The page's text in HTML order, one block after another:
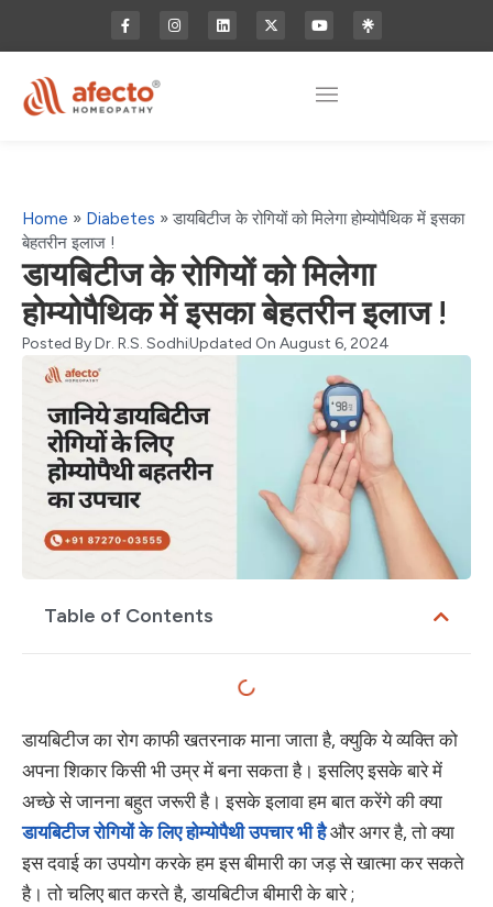
Home » Diabetes »डायबिटीज के रोगियों को मिलेगा होम्योपैथिक में इसका
बेहतरीन इलाज !
डायबिटीज के रोगियों को मिलेगा
होम्योपैथिक में इसका बेहतरीन इलाज !
Posted ByDr. R.S. SodhiUpdated On August 6, 2024
Table of Contents
डायबिटीज का रोग काफी खतरनाक माना जाता है, क्युकि ये व्यक्ति को
अपना शिकार किसी भी उम्र में बना सकता है। इसलिए इसके बारे में
अच्छे से जानना बहुत जरूरी है। इसके इलावा हम बात करेंगे की क्या
डायबिटीज रोगियों के लिए होम्योपैथी उपचार भी हैऔर अगर है, तो क्या
इस दवाई का उपयोग करके हम इस बीमारी का जड़ से खात्मा कर सकते
है। तो चलिए बात करते है, डायबिटीज बीमारी के बारे ;